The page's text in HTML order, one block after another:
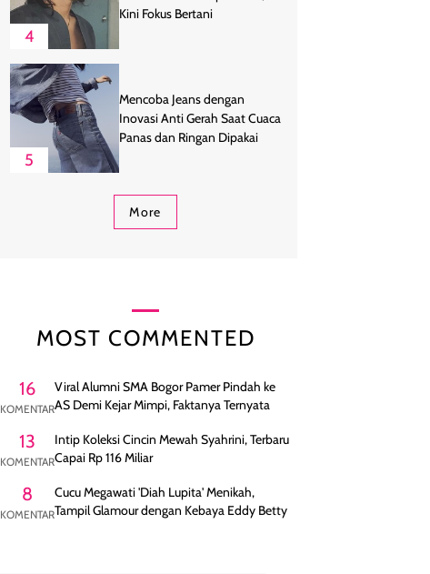
4
Kini Fokus Bertani
5
Mencoba Jeans dengan
Inovasi Anti Gerah Saat Cuaca
Panas dan Ringan Dipakai
More
MOST COMMENTED
16
KOMENTAR
Viral Alumni SMA Bogor Pamer Pindah ke
AS Demi Kejar Mimpi, Faktanya Ternyata
13
KOMENTAR
Intip Koleksi Cincin Mewah Syahrini, Terbaru
Capai Rp 116 Miliar
8
KOMENTAR
Cucu Megawati 'Diah Lupita' Menikah,
Tampil Glamour dengan Kebaya Eddy Betty